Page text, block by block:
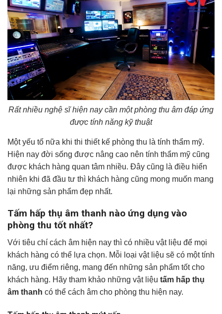
Rất nhiều nghệ sĩ hiện nay cần một phòng thu âm đáp ứng
được tính năng kỹ thuật
Một yếu tố nữa khi thi thiết kế phòng thu là tính thẩm mỹ.
Hiện nay đời sống được nâng cao nên tính thẩm mỹ cũng
được khách hàng quan tâm nhiều. Đây cũng là điều hiển
nhiên khi đã đầu tư thì khách hàng cũng mong muốn mang
lại những sản phẩm đẹp nhất.
Tấm hấp thụ âm thanh nào ứng dụng vào
phòng thu tốt nhất?
Với tiêu chí cách âm hiện nay thì có nhiều vật liệu để mọi
khách hàng có thể lựa chọn. Mỗi loại vật liệu sẽ có một tính
năng, ưu điểm riêng, mang đến những sản phẩm tốt cho
khách hàng. Hãy tham khảo những vật liệu tấm hấp thụ
âm thanh có thể cách âm cho phòng thu hiện nay.